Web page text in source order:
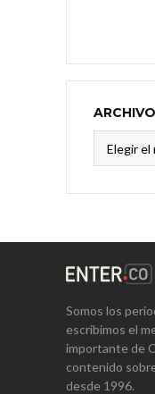
Somos los
escribimos el
importante de
contenido
desde 1996.